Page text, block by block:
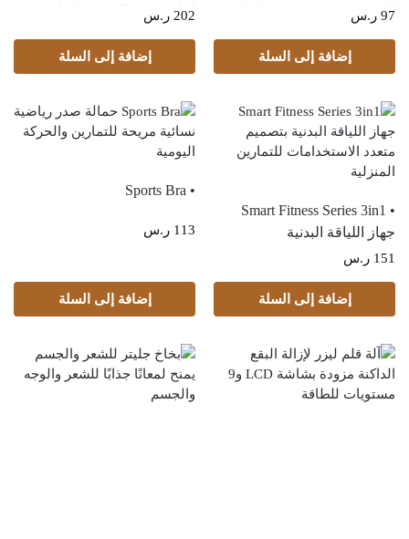
97 ر.س
إضافة إلى السلة
لعلاج نفشة الشعر) باندل
202 ر.س
إضافة إلى السلة
• Smart Fitness Series 3in1
جهاز اللياقة البدنية
151 ر.س
إضافة إلى السلة
• Sports Bra
113 ر.س
إضافة إلى السلة